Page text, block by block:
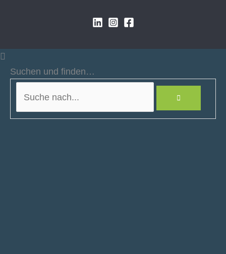
Suchen und finden…
Suche
nach...